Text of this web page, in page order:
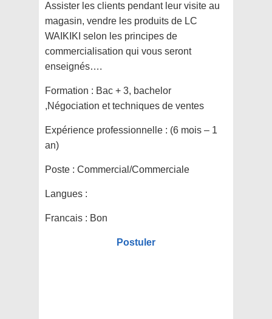
Assister les clients pendant leur visite au
magasin, vendre les produits de LC
WAIKIKI selon les principes de
commercialisation qui vous seront
enseignés….
Formation : Bac + 3, bachelor
,Négociation et techniques de ventes
Expérience professionnelle : (6 mois – 1
an)
Poste : Commercial/Commerciale
Langues :
Francais : Bon
Postuler